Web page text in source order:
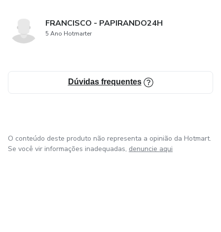
FRANCISCO - PAPIRANDO24H
5 Ano Hotmarter
Dúvidas frequentes
O conteúdo deste produto não representa a opinião da Hotmart.
Se você vir informações inadequadas, denuncie aqui